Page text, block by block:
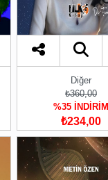
Diğer
₺360,00
%35 İNDİRİM
₺234,00